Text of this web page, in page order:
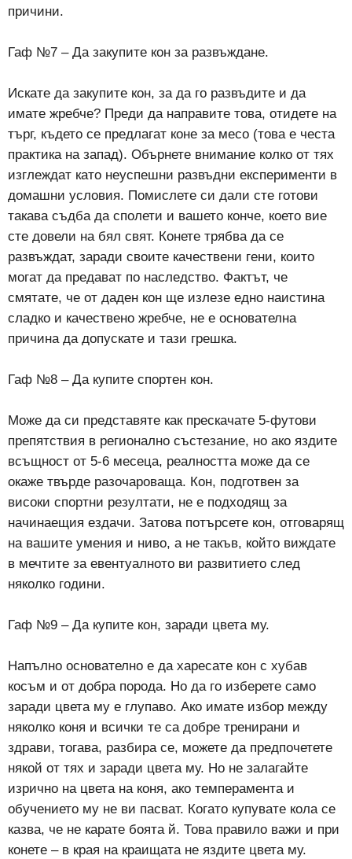
причини.
Гаф №7 – Да закупите кон за развъждане.
Искате да закупите кон, за да го развъдите и да
имате жребче? Преди да направите това, отидете на
търг, където се предлагат коне за месо (това е честа
практика на запад). Обърнете внимание колко от тях
изглеждат като неуспешни развъдни експерименти в
домашни условия. Помислете си дали сте готови
такава съдба да сполети и вашето конче, което вие
сте довели на бял свят. Конете трябва да се
развъждат, заради своите качествени гени, които
могат да предават по наследство. Фактът, че
смятате, че от даден кон ще излезе едно наистина
сладко и качествено жребче, не е основателна
причина да допускате и тази грешка.
Гаф №8 – Да купите спортен кон.
Може да си представяте как прескачате 5-футови
препятствия в регионално състезание, но ако яздите
всъщност от 5-6 месеца, реалността може да се
окаже твърде разочароваща. Кон, подготвен за
високи спортни резултати, не е подходящ за
начинаещия ездачи. Затова потърсете кон, отговарящ
на вашите умения и ниво, а не такъв, който виждате
в мечтите за евентуалното ви развитието след
няколко години.
Гаф №9 – Да купите кон, заради цвета му.
Напълно основателно е да харесате кон с хубав
косъм и от добра порода. Но да го изберете само
заради цвета му е глупаво. Ако имате избор между
няколко коня и всички те са добре тренирани и
здрави, тогава, разбира се, можете да предпочетете
някой от тях и заради цвета му. Но не залагайте
изрично на цвета на коня, ако темперамента и
обучението му не ви пасват. Когато купувате кола се
казва, че не карате боята й. Това правило важи и при
конете – в края на краищата не яздите цвета му.